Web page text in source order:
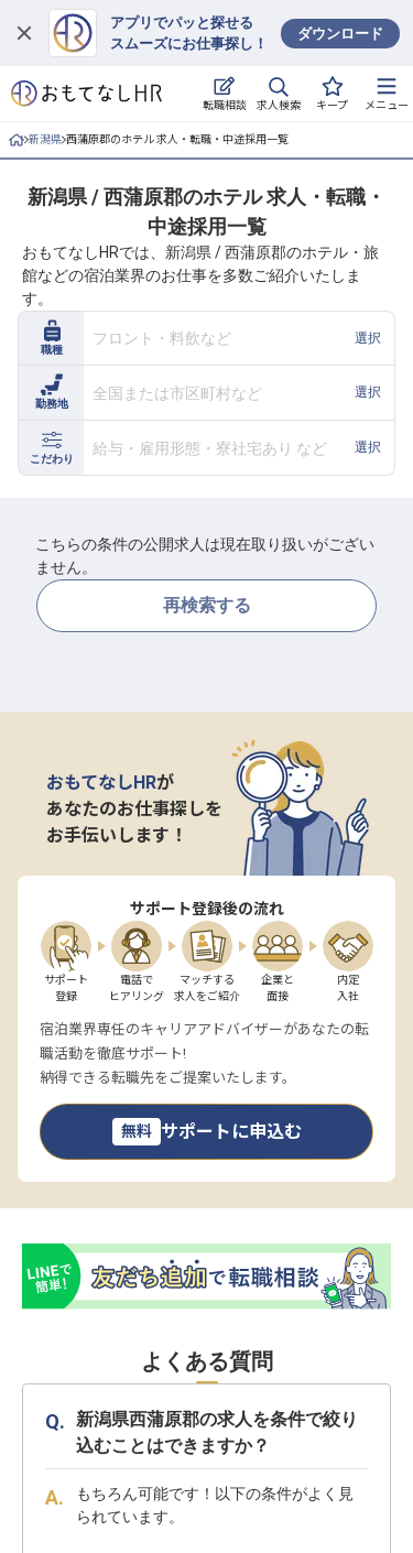
アプリでパッと探せる
スムーズにお仕事探し！
ダウンロード
転職相談 求人検索 キープ メニュー
ログイン
求人・施設を探す
就職・転職 合同説明会
おもてなしHRについて
ご利用の流れ
よくある質問
ホテル・宿泊業界情報コラム
新潟県 西蒲原郡のホテル 求人・転職・中途採用一覧
新潟県 / 西蒲原郡のホテル 求人・転職・
中途採用一覧
おもてなしHRでは、新潟県 / 西蒲原郡のホテル・旅
館などの宿泊業界のお仕事を多数ご紹介いたしま
す。
職種
フロント・料飲など 選択
勤務地
全国または市区町村など 選択
こだわり
給与・雇用形態・寮社宅あり など 選択
こちらの条件の公開求人は現在取り扱いがござい
ません。
再検索する
おもてなしHRが
あなたのお仕事探しを
お手伝いします！
サポート登録後の流れ
サポート
登録
電話で
ヒアリング
マッチする
求人をご紹介
企業と
面接
内定
入社
宿泊業界専任のキャリアアドバイザーがあなたの転
職活動を徹底サポート!
納得できる転職先をご提案いたします。
無料 サポートに申込む
よくある質問
新潟県西蒲原郡の求人を条件で絞り
込むことはできますか？
もちろん可能です！以下の条件がよく見
られています。